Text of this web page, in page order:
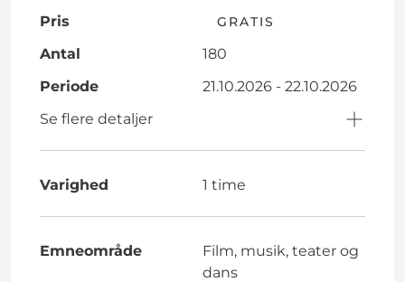
Pris GRATIS
Antal
180
Periode
21.10.2026 - 22.10.2026
Se flere detaljer
Varighed 1 time
Emneområde
Film, musik, teater og
dans